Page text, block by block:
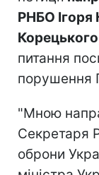
РНБО Ігоря
Корецького
питання
порушення
"Мною
Секретаря
оброни